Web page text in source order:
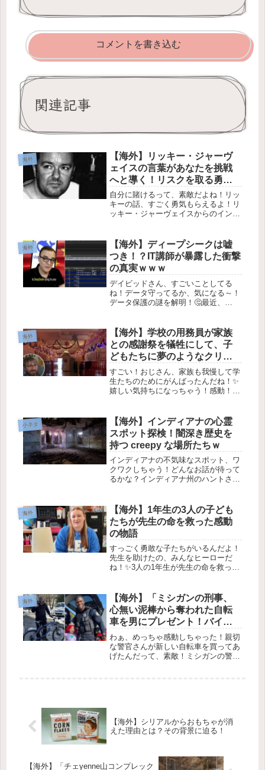
コメントを書き込む
関連記事
海外
【海外】リッキー・ジャーヴ
ェイスの言葉があなたを挑戦
へと導く！リスクを取る勇気
を持とう
自分に賭けるって、素敵だよね！リッ
キーの話、すごく勇気もらえるよ！リ
ッキー・ジャーヴェイスからのインス
は、いつだって大切だよ！リッキー・
ジャーヴェイスがそのいい例を見...
海外
【海外】ディープシークは嘘
つき！？IT講師が暴露した衝撃
の真実ｗｗｗ
デイビッドさん、すごいことしてる
ね！データ守ってるか、気になる～！
データ保護の謎を解明！🤔最近、
な実験をしたんです！🕵️‍♂️ 彼の目的
は、中国の人工知能企業ディ...
海外
【海外】学校の用務員が家族
との感謝祭を犠牲にして、子
どもたちに夢のようなクリス
マスをプレゼント！
すごい！おじさん、家族も我慢して学
生たちのためにがんばったんだね！✨
嬉しい気持ちになっちゃう！感動！学
プレゼント🎄✨2025年12月29日みんな
が感謝祭を楽しんでいる間、あ...
小ネタ
【海外】インディアナの心霊
スポット探検！闇深き歴史を
持つ creepy な場所たちｗ
インディアナの不気味なスポット、ワ
クワクしちゃう！どんなお話が待って
るかな？インディアナ州のハントされ
くさんあります！この州は歴史や民間
伝承に富んでいて、ゴーストハンター
た...
海外
【海外】1年生の3人の子ども
たちが先生の命を救った感動
の物語
すっごく勇敢な子たちがいるんだよ！
先生を助けたの、みんなヒーローだ
ね！✨3人の1年生が先生の命を救った
小学校で、一瞬の勇気とチームワーク
が光る出来事がありました⭐ なん...
海外
【海外】「ミシガンの刑事、
心無い泥棒から奪われた自転
車を男にプレゼント！バイカ
ーの涙！」
わぁ、めっちゃ感動しちゃった！親切
な警官さんが新しい自転車を買ってあ
げたんだって、素敵！ミシガンの警察
【海外】シリアルからおもちゃが消
えた理由とは？その背景に迫る！
【海外】「チェyenne山コンプレック